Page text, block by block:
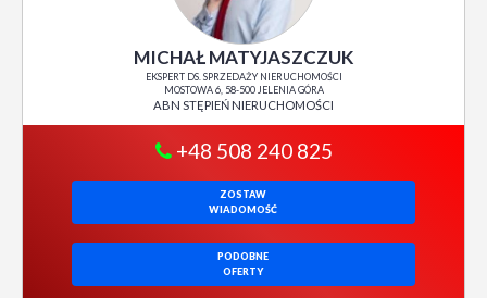
MICHAŁ MATYJASZCZUK
EKSPERT DS. SPRZEDAŻY NIERUCHOMOŚCI
MOSTOWA 6, 58-500 JELENIA GÓRA
ABN STĘPIEŃ NIERUCHOMOŚCI
+48 508 240 825
ZOSTAW
WIADOMOŚĆ
PODOBNE
OFERTY